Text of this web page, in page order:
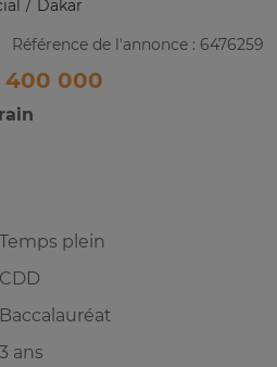
Dakar
Référence de l'annonce : 6476259
400 000
Temps plein
CDD
Baccalauréat
3 ans